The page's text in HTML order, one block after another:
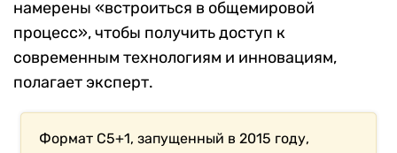
намерены «встроиться в общемировой
процесс», чтобы получить доступ к
современным технологиям и инновациям,
полагает эксперт.
Формат C5+1, запущенный в 2015 году,